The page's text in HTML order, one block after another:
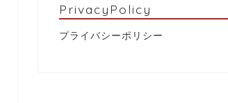
PrivacyPolicy
プライバシーポリシー